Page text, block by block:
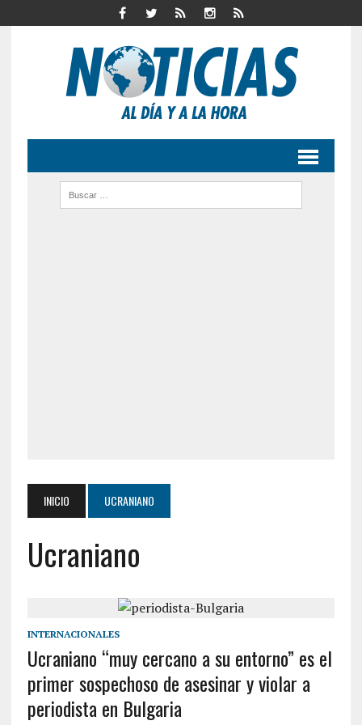
INICIO UCRANIANO
Ucraniano
INTERNACIONALES
Ucraniano “muy cercano a su entorno” es el
primer sospechoso de asesinar y violar a
periodista en Bulgaria